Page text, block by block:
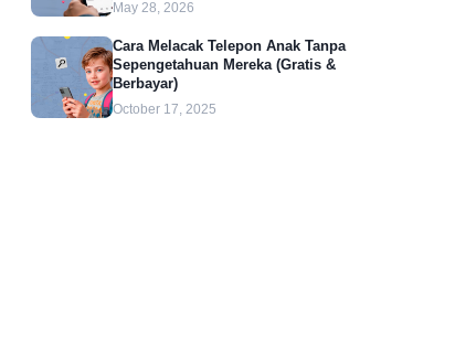
May 28, 2026
Cara Melacak Telepon Anak Tanpa
Sepengetahuan Mereka (Gratis &
Berbayar)
October 17, 2025